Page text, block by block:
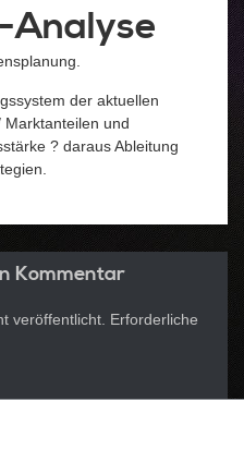
der aktuellen
und
? daraus Ableitung
Kommentar
veröffentlicht. Erforderliche